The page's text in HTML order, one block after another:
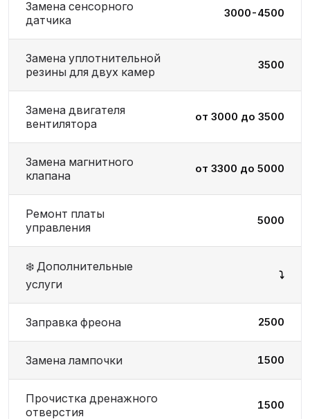
Замена сенсорного
датчика
3000-4500
Замена уплотнительной
резины для двух камер
3500
Замена двигателя
вентилятора
от 3000 до 3500
Замена магнитного
клапана
от 3300 до 5000
Ремонт платы
управления
5000
❄️ Дополнительные
услуги
⤵️
Заправка фреона 2500
Замена лампочки 1500
Прочистка дренажного
отверстия
1500